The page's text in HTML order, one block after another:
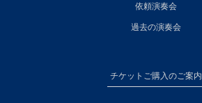
依頼演奏会
過去の演奏会
チケットご購入のご案内